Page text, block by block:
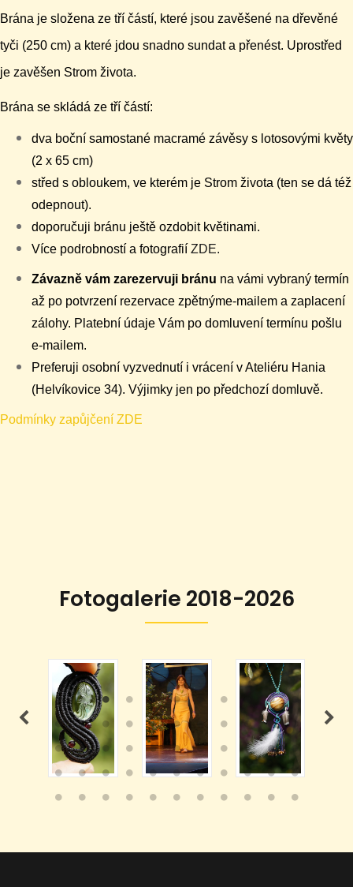
Brána je složena ze tří částí, které jsou zavěšené na dřevěné
tyči (250 cm) a které jdou snadno sundat a přenést. Uprostřed
je zavěšen Strom života.
Brána se skládá ze tří částí:
dva boční samostané macramé závěsy s lotosovými květy
(2 x 65 cm)
střed s obloukem, ve kterém je Strom života (ten se dá též
odepnout).
doporučuji bránu ještě ozdobit květinami.
Více podrobností a fotografií ZDE.
Závazně vám zarezervuji bránu na vámi vybraný termín
až po potvrzení rezervace zpětnýme-mailem a zaplacení
zálohy. Platební údaje Vám po domluvení termínu pošlu
e-mailem.
Preferuji osobní vyzvednutí i vrácení v Ateliéru Hania
(Helvíkovice 34). Výjimky jen po předchozí domluvě.
Podmínky zapůjčení ZDE
Fotogalerie 2018-2026